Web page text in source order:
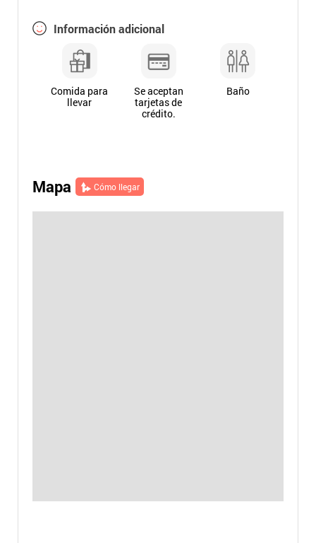
Información adicional
Comida para
llevar
Se aceptan
tarjetas de
crédito.
Baño
Mapa Cómo llegar